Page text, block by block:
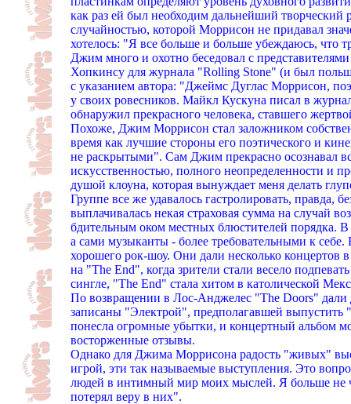
как раз ей был необходим дальнейший
случайностью, которой Моррисон не придавал
хотелось: "Я все больше и больше убеждаюсь, что
Джим много и охотно беседовал с
Хопкинсу для журнала "Rolling Stone" (и был
с указанием автора: "Джеймс Дуглас Моррисон,
у своих ровесников. Майкл Кускуна писал в
обнаружил прекрасного человека, ставшего
Похоже, Джим Моррисон стал заложником
время как лучшие стороны его поэтического и
не раскрытыми". Сам Джим прекрасно осознавал
искусственностью, полного неопределенности и
душой клоуна, которая вынуждает меня делать
Группе все же удавалось гастролировать, правда,
выплачивалась некая страховая сумма на случай
бдительным оком местных блюстителей порядка.
а сами музыканты - более требовательными к себе.
хорошего рок-шоу. Они дали несколько
на "The End", когда зрители стали весело
сингле, "The End" стала хитом в католической
По возвращении в Лос-Анджелес "The Doors"
записаны "Электрой", предполагавшей выпустить
понесла огромные убытки, и концертный альбом
восторженные отзывы.
Однако для Джима Моррисона радость "живых"
игрой, эти так называемые выступления. Это
людей в интимный мир моих мыслей. Я больше не
потерял веру в них".